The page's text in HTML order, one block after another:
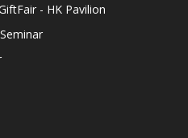
- HK Pavilion